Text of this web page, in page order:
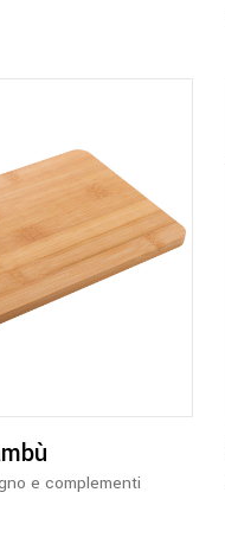
e complementi